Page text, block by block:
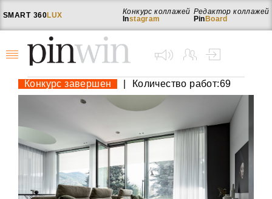
SMART 360LUX
Редактор коллажей
Pin Board
Конкурс коллажей
Instagram
Конкурс завершен Количество работ:69